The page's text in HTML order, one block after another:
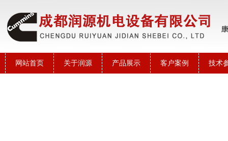
网站首页 关于润源 产品展示 客户案例 技术